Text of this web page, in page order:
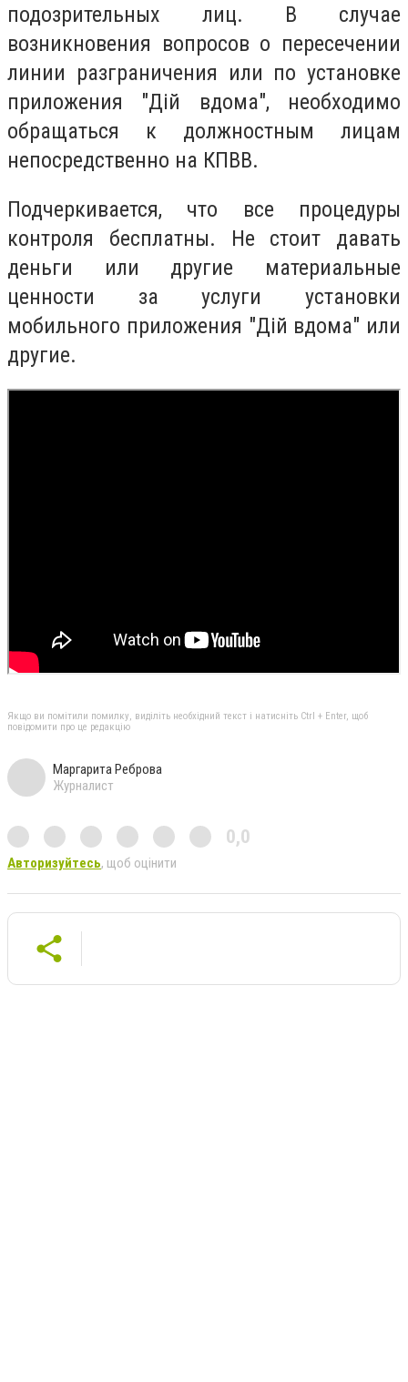
подозрительных лиц. В случае
возникновения вопросов о пересечении
линии разграничения или по установке
приложения "Дій вдома", необходимо
обращаться к должностным лицам
непосредственно на КПВВ.
Подчеркивается, что все процедуры
контроля бесплатны. Не стоит давать
деньги или другие материальные
ценности за услуги установки
мобильного приложения "Дій вдома" или
другие.
Якщо ви помітили помилку, виділіть необхідний текст і натисніть Ctrl + Enter, щоб
повідомити про це редакцію
Маргарита Реброва
Журналист
0,0
Авторизуйтесь, щоб оцінити